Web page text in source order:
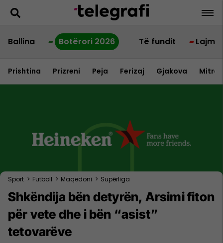
Ballina Botërori 2026 Të fundit Lajme
Prishtina Prizreni Peja Ferizaj Gjakova
Sport > Futboll > Maqedoni > Supërliga
Shkëndija bën detyrën, Arsimi fiton
për vete dhe i bën “asist”
tetovarëve